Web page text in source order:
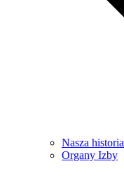
Nasza historia
Organy Izby